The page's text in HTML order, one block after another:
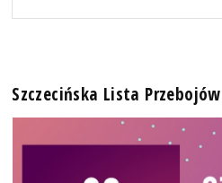
Szczecińska Lista Przebojów